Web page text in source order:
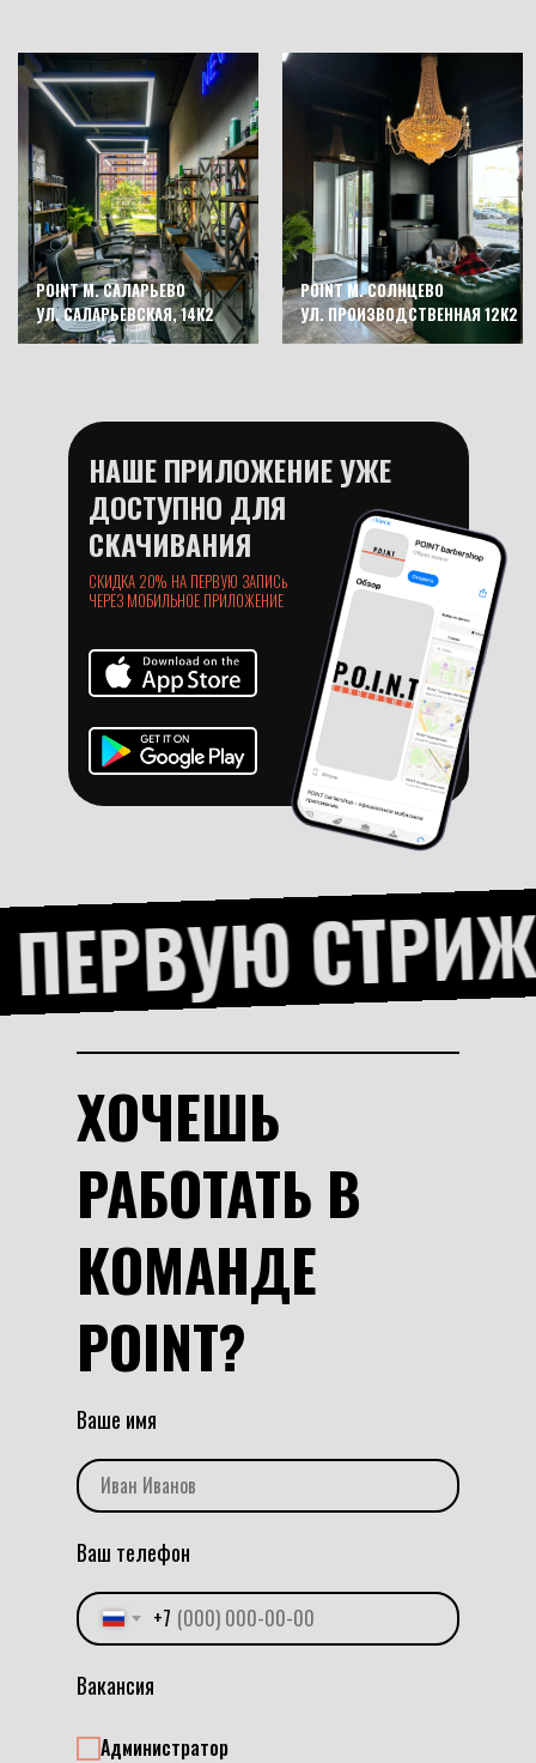
POINT М. САЛАРЬЕВО
УЛ. САЛАРЬЕВСКАЯ, 14К2
POINT М. СОЛНЦЕВО
УЛ. ПРОИЗВОДСТВЕННАЯ 12К2
НАШЕ ПРИЛОЖЕНИЕ УЖЕ
ДОСТУПНО ДЛЯ
СКАЧИВАНИЯ
СКИДКА 20% НА ПЕРВУЮ ЗАПИСь
ЧЕРЕЗ МОБИЛЬНОЕ ПРИЛОЖЕНИЕ
ХОЧЕШЬ
РАБОТАТЬ В
КОМАНДЕ
POINT?
Ваше имя
Иван Иванов
Ваш телефон
+7
Вакансия
Администратор